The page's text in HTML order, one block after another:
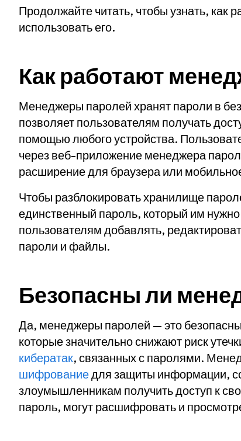
Продолжайте читать, чтобы узнать, как
использовать его.
Как работают
Менеджеры паролей хранят пароли в
позволяет пользователям получать
помощью любого устройства.
через веб-приложение менеджера
расширение для браузера или
Чтобы разблокировать хранилище
единственный пароль, который им
пользователям добавлять,
пароли и файлы.
Безопасны ли
Да, менеджеры паролей — это
которые значительно снижают риск
кибератак, связанных с паролями.
шифрованиедля защиты информации,
злоумышленникам получить доступ к
пароль, могут расшифровать и